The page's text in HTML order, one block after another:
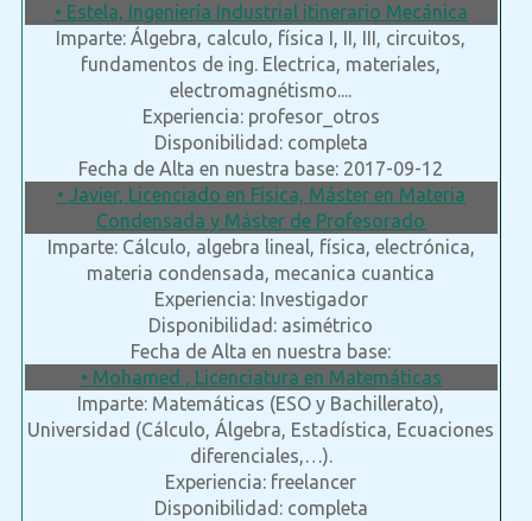
• Estela, Ingeniería Industrial itinerario Mecánica
Imparte: Álgebra, calculo, física I, II, III, circuitos,
fundamentos de ing. Electrica, materiales,
electromagnétismo....
Experiencia: profesor_otros
Disponibilidad: completa
Fecha de Alta en nuestra base: 2017-09-12
• Javier, Licenciado en Física, Máster en Materia
Condensada y Máster de Profesorado
Imparte: Cálculo, algebra lineal, física, electrónica,
materia condensada, mecanica cuantica
Experiencia: Investigador
Disponibilidad: asimétrico
Fecha de Alta en nuestra base:
• Mohamed , Licenciatura en Matemáticas
Imparte: Matemáticas (ESO y Bachillerato),
Universidad (Cálculo, Álgebra, Estadística, Ecuaciones
diferenciales,…).
Experiencia: freelancer
Disponibilidad: completa